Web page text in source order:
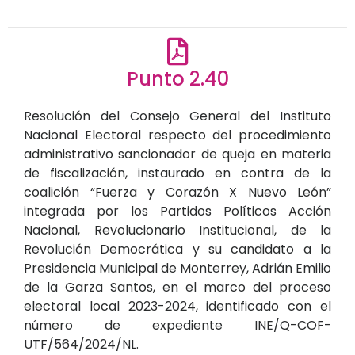
Punto 2.40
Resolución del Consejo General del Instituto
Nacional Electoral respecto del procedimiento
administrativo sancionador de queja en materia
de fiscalización, instaurado en contra de la
coalición “Fuerza y Corazón X Nuevo León”
integrada por los Partidos Políticos Acción
Nacional, Revolucionario Institucional, de la
Revolución Democrática y su candidato a la
Presidencia Municipal de Monterrey, Adrián Emilio
de la Garza Santos, en el marco del proceso
electoral local 2023-2024, identificado con el
número de expediente INE/Q-COF-
UTF/564/2024/NL.